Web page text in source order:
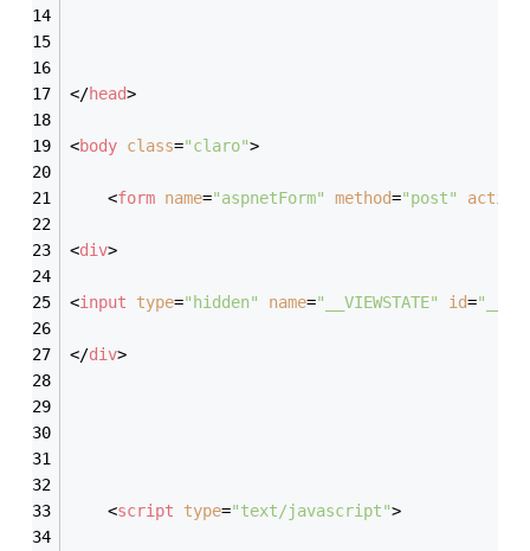
</head>
<body class="claro">
<form name="aspnetForm" method="post" action
<div>
<input type="hidden" name="__VIEWSTATE" id=
</div>
<script type="text/javascript">